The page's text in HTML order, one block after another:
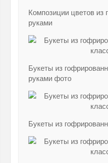
Композиции цветов из
руками
Букеты из
руками фото
Букеты из